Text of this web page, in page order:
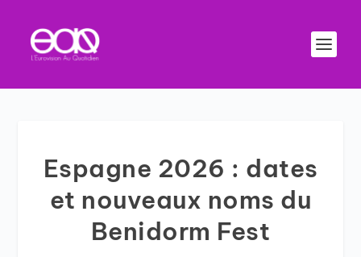
Espagne 2026 : dates
et nouveaux noms du
Benidorm Fest